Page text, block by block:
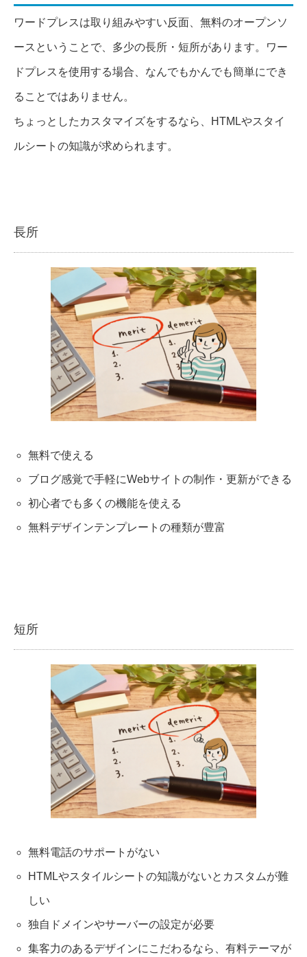
ワードプレスは取り組みやすい反面、無料のオープンソ
ースということで、多少の長所・短所があります。ワー
ドプレスを使用する場合、なんでもかんでも簡単にでき
ることではありません。
ちょっとしたカスタマイズをするなら、HTMLやスタイ
ルシートの知識が求められます。
長所
無料で使える
ブログ感覚で手軽にWebサイトの制作・更新ができる
初心者でも多くの機能を使える
無料デザインテンプレートの種類が豊富
短所
無料電話のサポートがない
HTMLやスタイルシートの知識がないとカスタムが難
しい
独自ドメインやサーバーの設定が必要
集客力のあるデザインにこだわるなら、有料テーマが